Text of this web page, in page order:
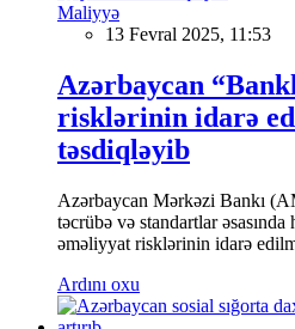
Maliyyə
13 Fevral 2025, 11:53
Azərbaycan
risklərinin idarə
təsdiqləyib
Azərbaycan Mərkəzi Bankı
təcrübə və standartlar əsasında
əməliyyat risklərinin idarə
Ardını oxu